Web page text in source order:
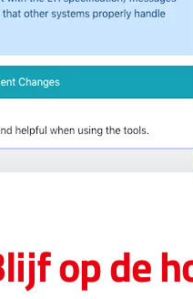
op de